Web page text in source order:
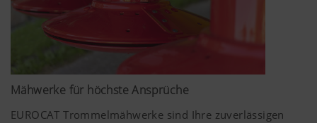
komfortablen, zentralen Schnitthöhenverstellung.
Mähwerke für höchste Ansprüche
EUROCAT Trommelmähwerke sind Ihre zuverlässigen